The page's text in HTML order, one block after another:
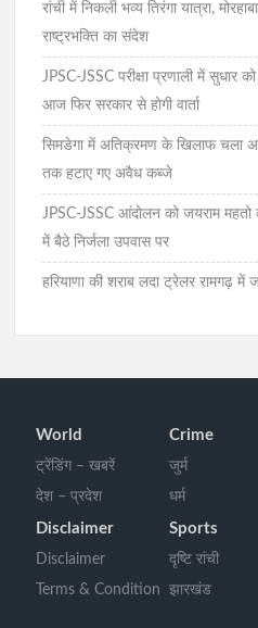
रांची में निकली भव्य तिरंगा यात्रा,
राष्ट्रभक्ति का संदेश
JPSC-JSSC परीक्षा प्रणाली में सुधार
आज फिर सरकार से होगी वार्ता
सिमडेगा में अतिक्रमण के खिलाफ चला
तक हटाए गए अवैध कब्जे
JPSC-JSSC आंदोलन को जयराम महतो
में बैठे निर्जला उपवास पर
हरियाणा की शराब लदा ट्रेलर रामगढ़ में
World
ट्रेंडिंग – खबरें
देश – प्रदेश
Crime
जुर्म
धर्म
Disclaimer
Disclaimer
Terms & Condition
Sports
दृष्टि रांची
झारखंड